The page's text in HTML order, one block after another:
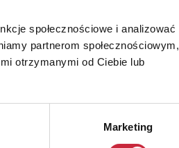
społecznościowe i analizować
partnerom społecznościowym,
otrzymanymi od Ciebie lub
Marketing